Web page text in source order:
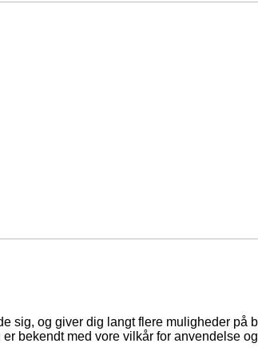
sig, og giver dig langt flere muligheder på
bekendt med vore vilkår for anvendelse